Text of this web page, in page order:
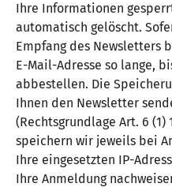
Ihre Informationen
automatisch gelöscht.
Empfang des Newsletters
E-Mail-Adresse so lange,
abbestellen. Die
Ihnen den Newsletter
(Rechtsgrundlage Art. 6 (1)
speichern wir jeweils bei
Ihre eingesetzten IP-
Ihre Anmeldung